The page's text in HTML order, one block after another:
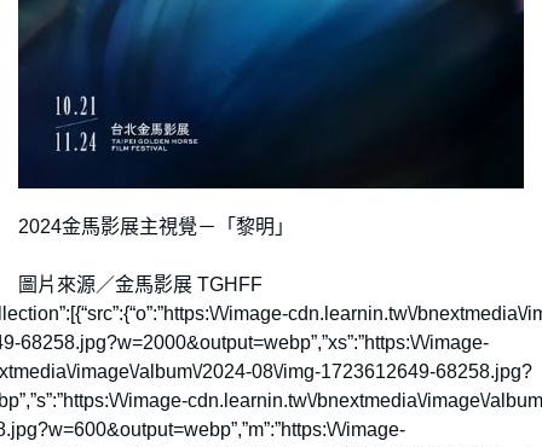
2024金馬影展主視覺－「黎明」
圖片來源／金馬影展 TGHFF
\/image-cdn.learnin.tw\/
68258.jpg?w=2000&output=webp”,”xs”:”https:\/\/image-
image\/album\/2024-08\/img-1723612649-68258.jpg?
\/image-cdn.learnin.tw\/bnextmedia\/image\/
\/image-